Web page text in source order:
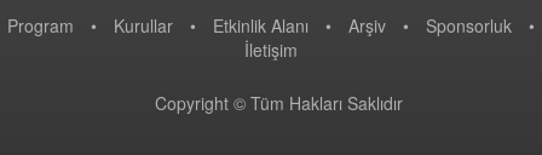
Program • Kurullar • Etkinlik Alanı • Arşiv • Sponsorluk
•
İletişim
Copyright © Tüm Hakları Saklıdır